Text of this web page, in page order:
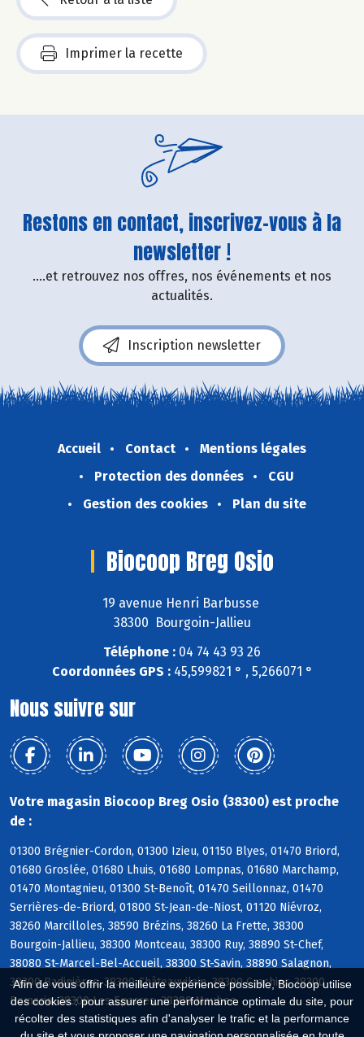
Afin de vous offrir la meilleure expérience possible, Biocoop utilise
des cookies : pour assurer une performance optimale du site, pour
récolter des statistiques afin d'analyser le trafic et la performance
Imprimer la recette
Restons en contact, inscrivez-vous à la
newsletter !
....et retrouvez nos offres, nos événements et nos
actualités.
Inscription newsletter
Accueil Contact
Mentions légales
Protection des données
CGU
Gestion des cookies
Plan du site
Biocoop Breg Osio
19 avenue Henri Barbusse
38300 Bourgoin-Jallieu
Téléphone : 04 74 43 93 26
Coordonnées GPS :45,599821 ° , 5,266071 °
Nous suivre sur
Votre magasin Biocoop Breg Osio (38300) est proche
de :
01300 Brégnier-Cordon, 01300 Izieu, 01150 Blyes, 01470 Briord,
01680 Groslée, 01680 Lhuis, 01680 Lompnas, 01680 Marchamp,
01470 Montagnieu, 01300 St-Benoît, 01470 Seillonnaz, 01470
Serrières-de-Briord, 01800 St-Jean-de-Niost, 01120 Niévroz,
38260 Marcilloles, 38590 Brézins, 38260 La Frette, 38300
Bourgoin-Jallieu, 38300 Montceau, 38300 Ruy, 38890 St-Chef,
38080 St-Marcel-Bel-Accueil, 38300 St-Savin, 38890 Salagnon,
38300 Badinières, 38300 Châteauvilain, 38300 Crachier, 38300
Domarin, 38300 Les Eparres, 38300 Maubec